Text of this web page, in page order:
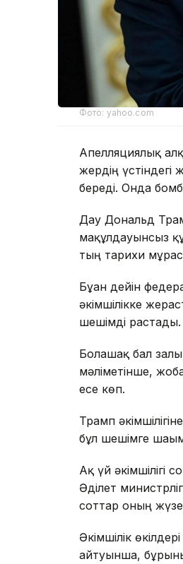
Фото: yahoo.com
Апелляциялық
жердің үстіндегі
береді. Онда
Дау Дональд
мақұлдауынсыз
тың тарихи
Бұған дейін
әкімшілікке
шешімді растады.
Болашақ бал
мәліметінше,
есе көп.
Трамп
бұл шешімге
Ақ үй әкімшілігі
Әділет
соттар оның
Әкімшілік
айтуынша,